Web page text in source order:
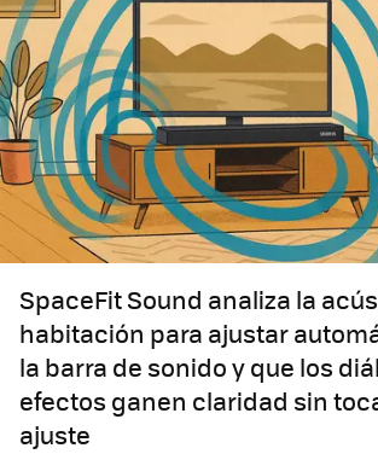
SpaceFit Sound analiza la
habitación para ajustar
la barra de sonido y que los
efectos ganen claridad sin
ajuste